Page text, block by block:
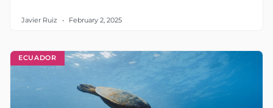
Javier Ruiz February 2, 2025
ECUADOR